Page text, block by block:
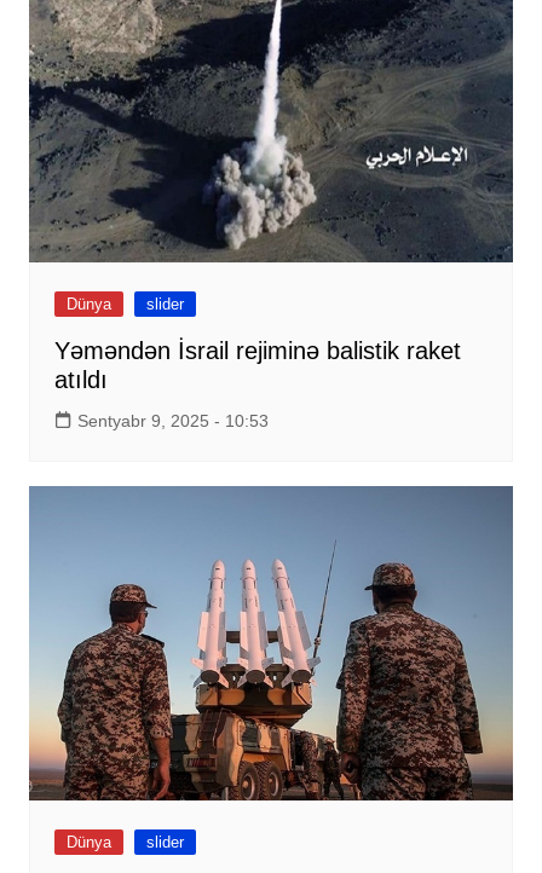
Dünya slider
Yəməndən İsrail rejiminə balistik raket
atıldı
Sentyabr 9, 2025 - 10:53
Dünya slider